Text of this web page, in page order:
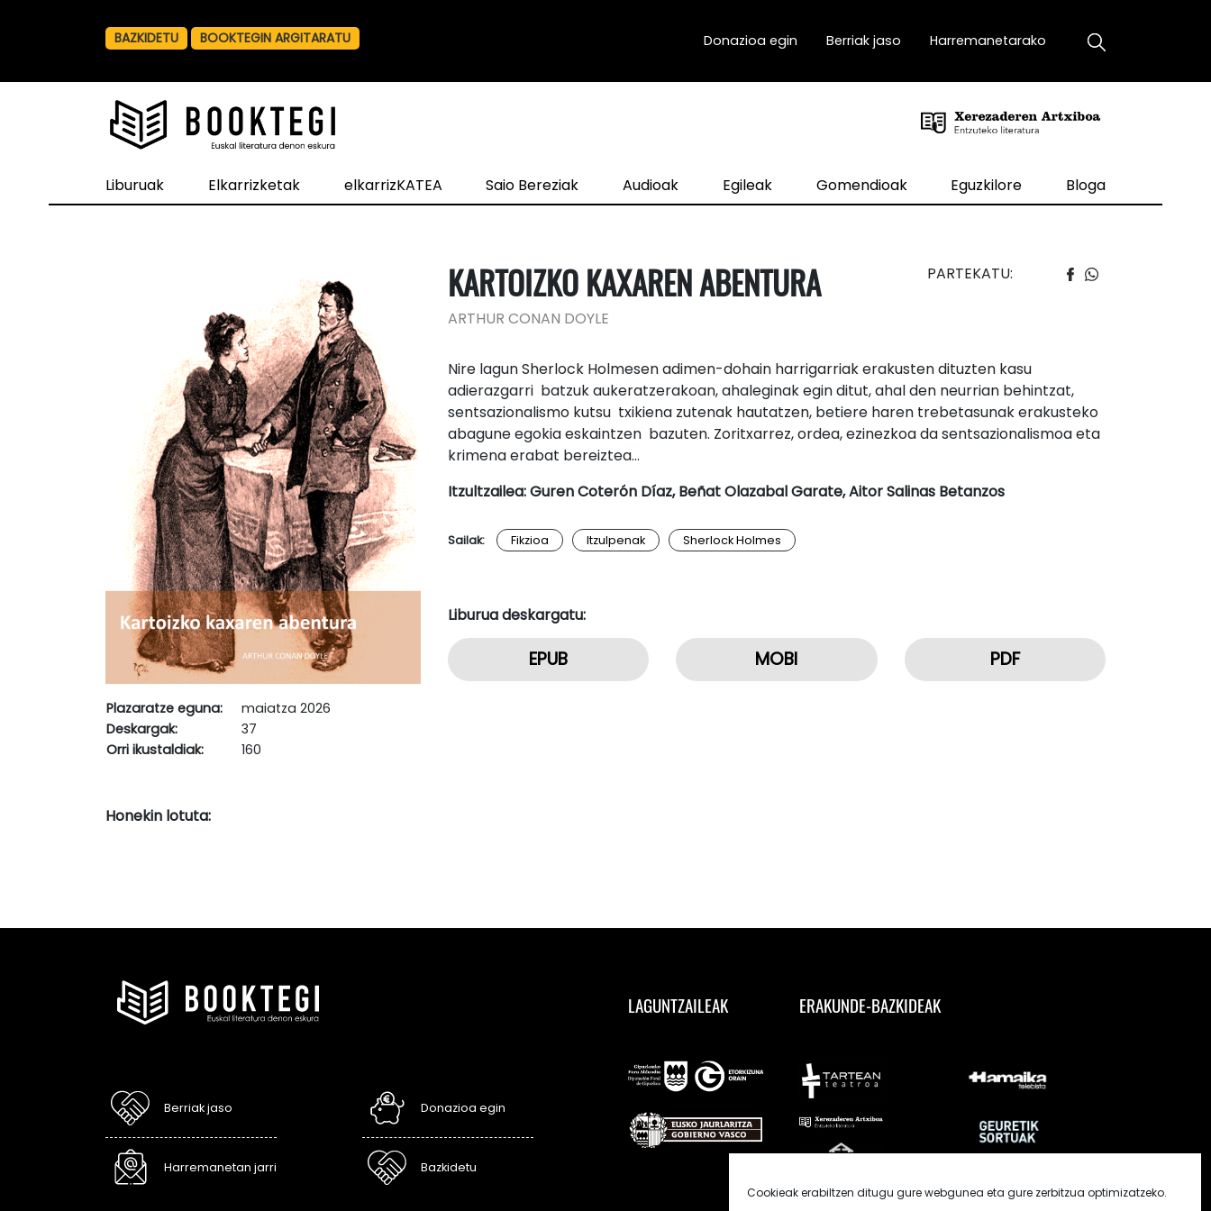
Cookieak erabiltzen ditugu gure webgunea eta gure zerbitzua optimizatzeko.
BAZKIDETU BOOKTEGIN ARGITARATU Donazioa egin Berriak jaso Harremanetarako
Liburuak Elkarrizketak elkarrizKATEA Saio Bereziak Audioak Egileak Gomendioak Eguzkilore Bloga
Plazaratze eguna:
maiatza 2026
Deskargak:
37
Orri ikustaldiak:
160
PARTEKATU:
KARTOIZKO KAXAREN ABENTURA
ARTHUR CONAN DOYLE
Nire lagun Sherlock Holmesen adimen-dohain harrigarriak erakusten dituzten kasu
adierazgarri batzuk aukeratzerakoan, ahaleginak egin ditut, ahal den neurrian behintzat,
sentsazionalismo kutsu txikiena zutenak hautatzen, betiere haren trebetasunak erakusteko
abagune egokia eskaintzen bazuten. Zoritxarrez, ordea, ezinezkoa da sentsazionalismoa eta
krimena erabat bereiztea…
Itzultzailea: Guren Coterón Díaz, Beñat Olazabal Garate, Aitor Salinas Betanzos
Sailak: Fikzioa Itzulpenak Sherlock Holmes
Liburua deskargatu:
EPUB MOBI PDF
Honekin lotuta:
Berriak jaso
Harremanetan jarri
Donazioa egin
Bazkidetu
LAGUNTZAILEAK ERAKUNDE-BAZKIDEAK